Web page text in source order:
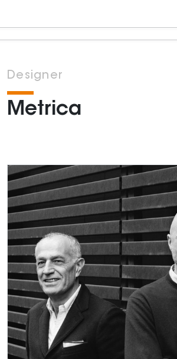
Designer
Metrica